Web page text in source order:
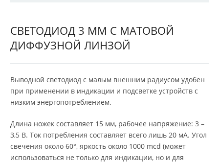
СВЕТОДИОД 3 ММ С МАТОВОЙ
ДИФФУЗНОЙ ЛИНЗОЙ
Выводной светодиод с малым внешним радиусом удобен
при применении в индикации и подсветке устройств с
низким энергопотреблением.
Длина ножек составляет 15 мм, рабочее напряжение: 3 –
3,5 В. Ток потребления составляет всего лишь 20 мА. Угол
свечения около 60°, яркость около 1000 mcd (может
использоваться не только для индикации, но и для